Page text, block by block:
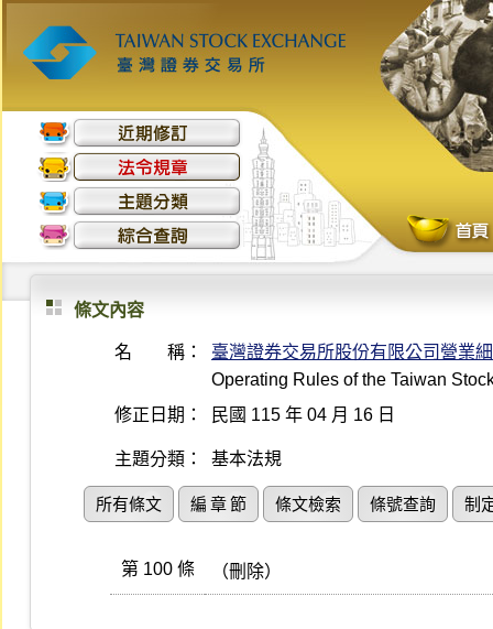
條文內容
名 稱：
臺灣證券交易所股份有限公司營業
Operating Rules of the Taiwan
修正日期：
民國 115 年 04 月 16 日
主題分類： 基本法規
所有條文 編 章 節 條文檢索 條號查詢 制
第 100 條 （刪除）